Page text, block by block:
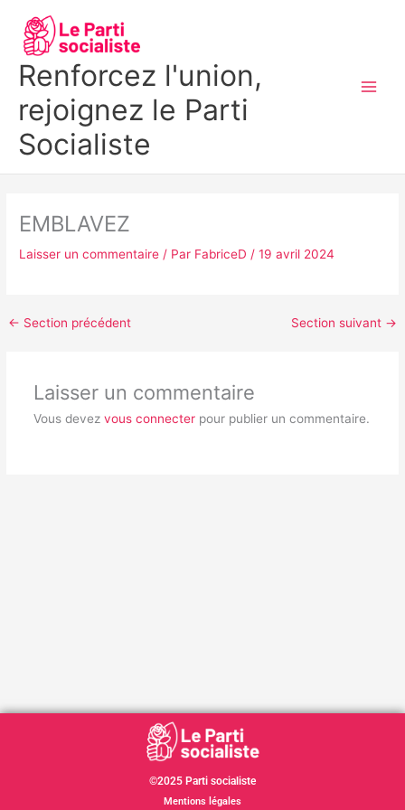
contenu
Renforcez l'union,
rejoignez le Parti
Socialiste
EMBLAVEZ
Laisser un commentaire / Par FabriceD/19 avril 2024
← Section précédent Section suivant →
Laisser un commentaire
Vous devez vous connecterpour publier un commentaire.
©2025 Parti socialiste
Mentions légales